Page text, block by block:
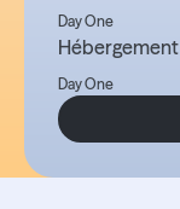
Day One
Hébergement
Day One